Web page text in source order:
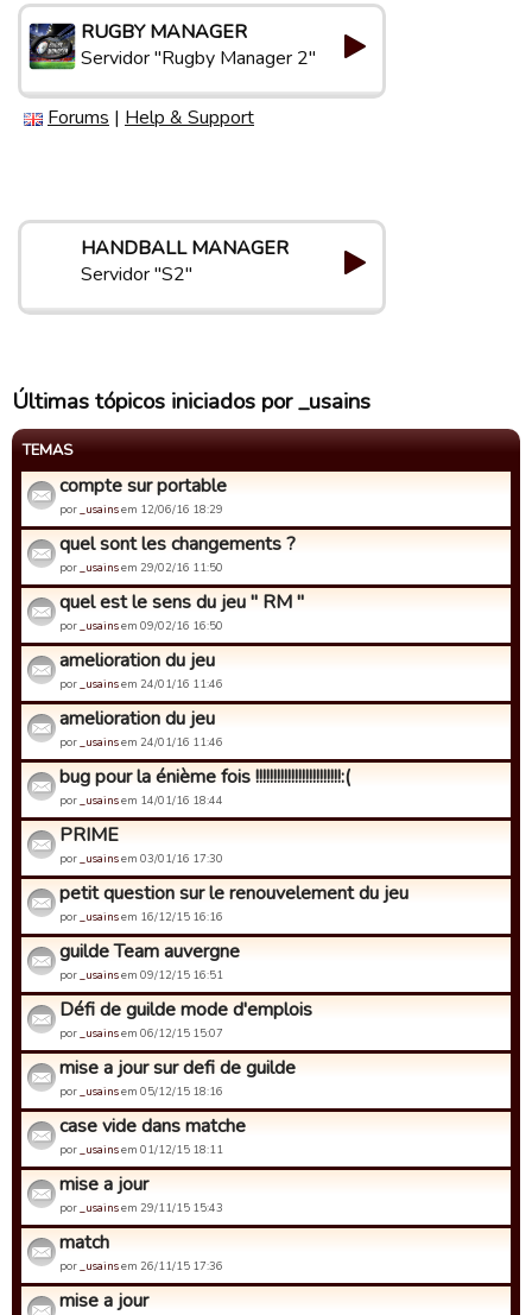
RUGBY MANAGER
Servidor "Rugby Manager 2"
Forums | Help & Support
HANDBALL MANAGER
Servidor "S2"
Últimas tópicos iniciados por _usains
TEMAS
compte sur portable
por _usainsem 12/06/16 18:29
quel sont les changements ?
por _usainsem 29/02/16 11:50
quel est le sens du jeu " RM "
por _usainsem 09/02/16 16:50
amelioration du jeu
por _usainsem 24/01/16 11:46
amelioration du jeu
por _usainsem 24/01/16 11:46
bug pour la énième fois !!!!!!!!!!!!!!!!!!!!!!!!:(
por _usainsem 14/01/16 18:44
PRIME
por _usainsem 03/01/16 17:30
petit question sur le renouvelement du jeu
por _usainsem 16/12/15 16:16
guilde Team auvergne
por _usainsem 09/12/15 16:51
Défi de guilde mode d'emplois
por _usainsem 06/12/15 15:07
mise a jour sur defi de guilde
por _usainsem 05/12/15 18:16
case vide dans matche
por _usainsem 01/12/15 18:11
mise a jour
por _usainsem 29/11/15 15:43
match
por _usainsem 26/11/15 17:36
mise a jour